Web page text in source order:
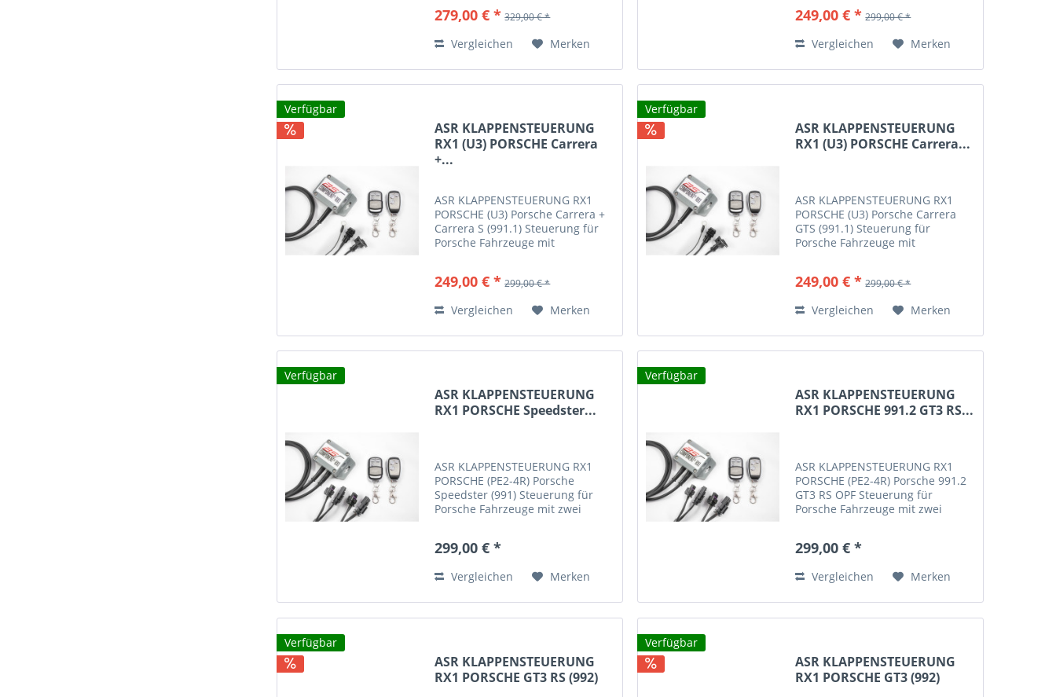
manuell zu schalten. Die
279,00 € * 329,00 € *
Vergleichen Merken
Abgasklappen manuell zu
249,00 € * 299,00 € *
Vergleichen Merken
Verfügbar
ASR KLAPPENSTEUERUNG
RX1 (U3) PORSCHE Carrera
+...
ASR KLAPPENSTEUERUNG RX1
PORSCHE (U3) Porsche Carrera +
Carrera S (991.1) Steuerung für
Porsche Fahrzeuge mit
(970) Panamera Turbo (970)
Cayenne GTS 92A (1....
249,00 € * 299,00 € *
Vergleichen Merken
Verfügbar
ASR KLAPPENSTEUERUNG
RX1 (U3) PORSCHE Carrera...
ASR KLAPPENSTEUERUNG RX1
PORSCHE (U3) Porsche Carrera
GTS (991.1) Steuerung für
Porsche Fahrzeuge mit
(970) Panamera Turbo (970)
Cayenne GTS 92A (1. Gen / bis...
249,00 € * 299,00 € *
Vergleichen Merken
Verfügbar
ASR KLAPPENSTEUERUNG
RX1 PORSCHE Speedster...
ASR KLAPPENSTEUERUNG RX1
PORSCHE (PE2-4R) Porsche
Speedster (991) Steuerung für
Porsche Fahrzeuge mit zwei
haben Sie die Möglichkeit Ihre
schalten. Die...
299,00 € *
Vergleichen Merken
Verfügbar
ASR KLAPPENSTEUERUNG
RX1 PORSCHE 991.2 GT3 RS...
ASR KLAPPENSTEUERUNG RX1
PORSCHE (PE2-4R) Porsche 991.2
GT3 RS OPF Steuerung für
Porsche Fahrzeuge mit zwei
haben Sie die Möglichkeit Ihre
schalten....
299,00 € *
Vergleichen Merken
Verfügbar
ASR KLAPPENSTEUERUNG
RX1 PORSCHE GT3 RS (992)
Verfügbar
ASR KLAPPENSTEUERUNG
RX1 PORSCHE GT3 (992)